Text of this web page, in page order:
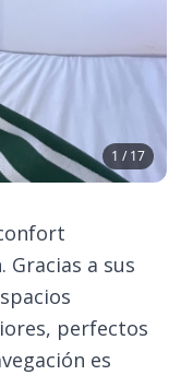
1 / 17
a sus
perfectos
es